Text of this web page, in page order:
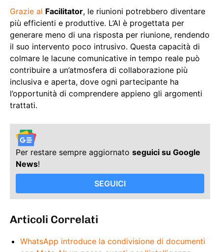
Grazie al Facilitator, le riunioni potrebbero diventare
più efficienti e produttive. L’AI è progettata per
generare meno di una risposta per riunione, rendendo
il suo intervento poco intrusivo. Questa capacità di
colmare le lacune comunicative in tempo reale può
contribuire a un’atmosfera di collaborazione più
inclusiva e aperta, dove ogni partecipante ha
l’opportunità di comprendere appieno gli argomenti
trattati.
Per restare sempre aggiornato seguici su Google
News!
SEGUICI
Articoli Correlati
WhatsApp introduce la condivisione di documenti